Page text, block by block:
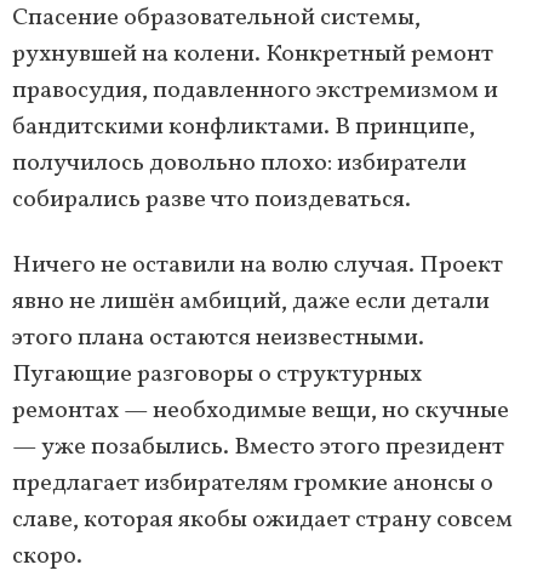
Спасение образовательной системы,
рухнувшей на колени. Конкретный ремонт
правосудия, подавленного экстремизмом и
бандитскими конфликтами. В принципе,
получилось довольно плохо: избиратели
собирались разве что поиздеваться.
Ничего не оставили на волю случая. Проект
явно не лишён амбиций, даже если детали
этого плана остаются неизвестными.
Пугающие разговоры о структурных
ремонтах — необходимые вещи, но скучные
— уже позабылись. Вместо этого президент
предлагает избирателям громкие анонсы о
славе, которая якобы ожидает страну совсем
скоро.